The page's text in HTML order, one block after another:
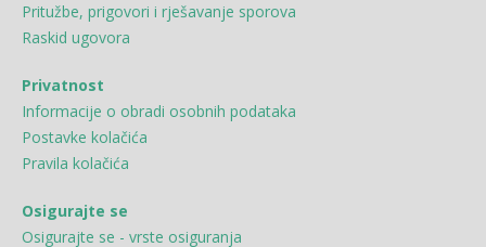
Pritužbe, prigovori i rješavanje sporova
Raskid ugovora
Privatnost
Informacije o obradi osobnih podataka
Postavke kolačića
Pravila kolačića
Osigurajte se
Osigurajte se - vrste osiguranja